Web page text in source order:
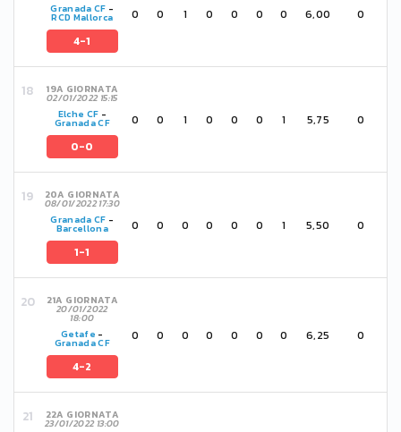
Granada CF -
RCD Mallorca
4-1
0 0 1 0 0 0 0 6,00 0
19A GIORNATA
02/01/2022 15:15
Elche CF -
Granada CF
0-0
0 0 1 0 0 0 1 5,75 0
20A GIORNATA
08/01/2022 17:30
Granada CF -
Barcellona
1-1
0 0 0 0 0 0 1 5,50 0
21A GIORNATA
20/01/2022
18:00
Getafe -
Granada CF
4-2
0 0 0 0 0 0 0 6,25 0
22A GIORNATA
23/01/2022 13:00